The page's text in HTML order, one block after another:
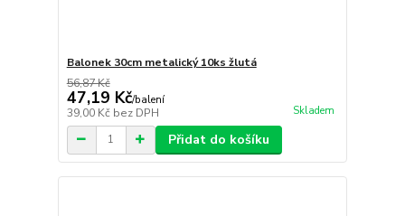
Balonek 30cm metalický 10ks žlutá
56,87 Kč
47,19 Kč/balení
39,00 Kč bez DPH Skladem
Přidat do košíku